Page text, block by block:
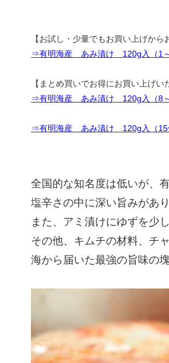
【お試し・少量でもお買い上げから
⇒有明海産 あみ漬け 120g入（1～
【まとめ買いでお得にお買い上げい
⇒有明海産 あみ漬け 120g入（8～
⇒有明海産 あみ漬け 120g入（15
全国的な知名度は低いが、
塩辛さの中に深い旨みがあ
また、アミ漬けにゆずを少
その他、キムチの材料、チ
海から届いた最強の旨味の